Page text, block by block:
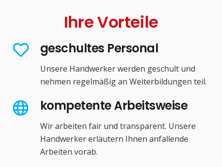
Ihre Vorteile
geschultes Personal
Unsere Handwerker werden geschult und
nehmen regelmäßig an Weiterbildungen teil.
kompetente Arbeitsweise
Wir arbeiten fair und transparent. Unsere
Handwerker erläutern Ihnen anfallende
Arbeiten vorab.